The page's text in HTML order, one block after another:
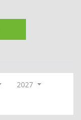
2027